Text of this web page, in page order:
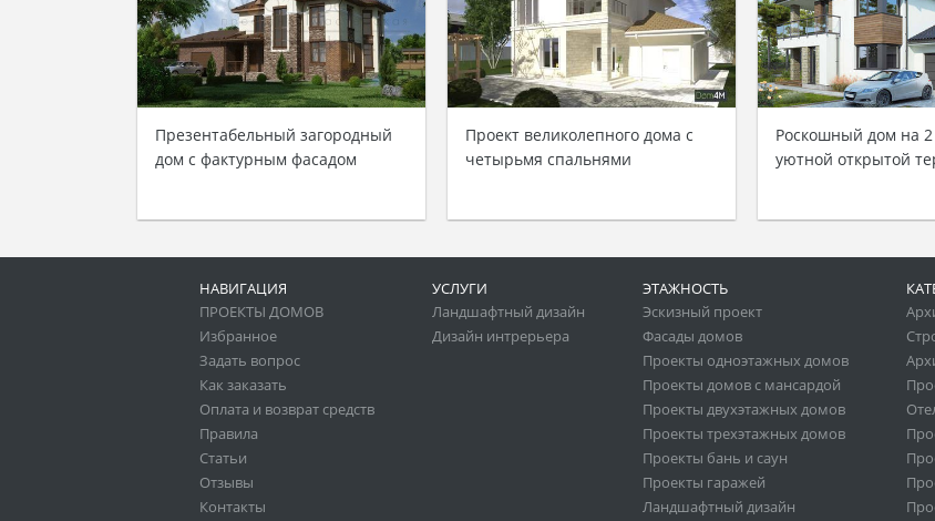
Презентабельный загородный
дом с фактурным фасадом
Проект великолепного дома с
четырьмя спальнями
Роскошный дом на 2
уютной открытой
НАВИГАЦИЯ
ПРОЕКТЫ ДОМОВ
Избранное
Задать вопрос
Как заказать
Оплата и возврат средств
Правила
Статьи
Отзывы
Контакты
УСЛУГИ
Ландшафтный дизайн
Дизайн интрерьера
ЭТАЖНОСТЬ
Эскизный проект
Фасады домов
Проекты одноэтажных домов
Проекты домов с мансардой
Проекты двухэтажных домов
Проекты трехэтажных домов
Проекты бань и саун
Проекты гаражей
Ландшафтный дизайн